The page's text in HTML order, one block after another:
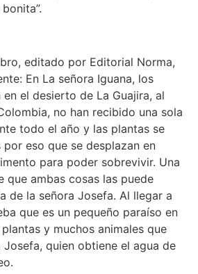
editado por Editorial Norma,
En La señora Iguana, los
el desierto de La Guajira, al
no han recibido una sola
todo el año y las plantas se
eso que se desplazan en
para poder sobrevivir. Una
que ambas cosas las puede
de la señora Josefa. Al llegar a
que es un pequeño paraíso en
y muchos animales que
quien obtiene el agua de